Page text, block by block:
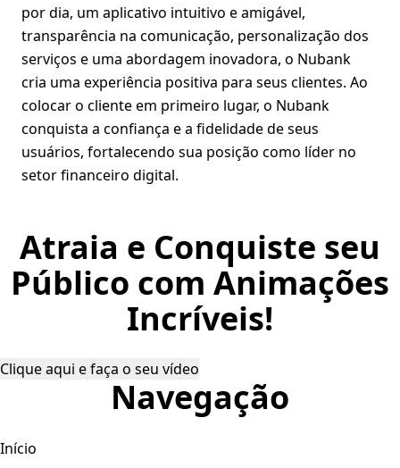
por dia, um aplicativo intuitivo e amigável,
transparência na comunicação, personalização dos
serviços e uma abordagem inovadora, o Nubank
cria uma experiência positiva para seus clientes. Ao
colocar o cliente em primeiro lugar, o Nubank
conquista a confiança e a fidelidade de seus
usuários, fortalecendo sua posição como líder no
setor financeiro digital.
Atraia e Conquiste seu
Público com Animações
Incríveis!
Clique aqui e faça o seu vídeo
Navegação
Início